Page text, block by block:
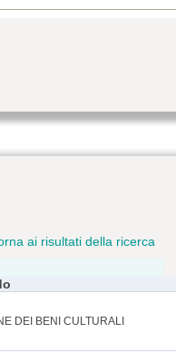
ai risultati della ricerca
DEI BENI CULTURALI